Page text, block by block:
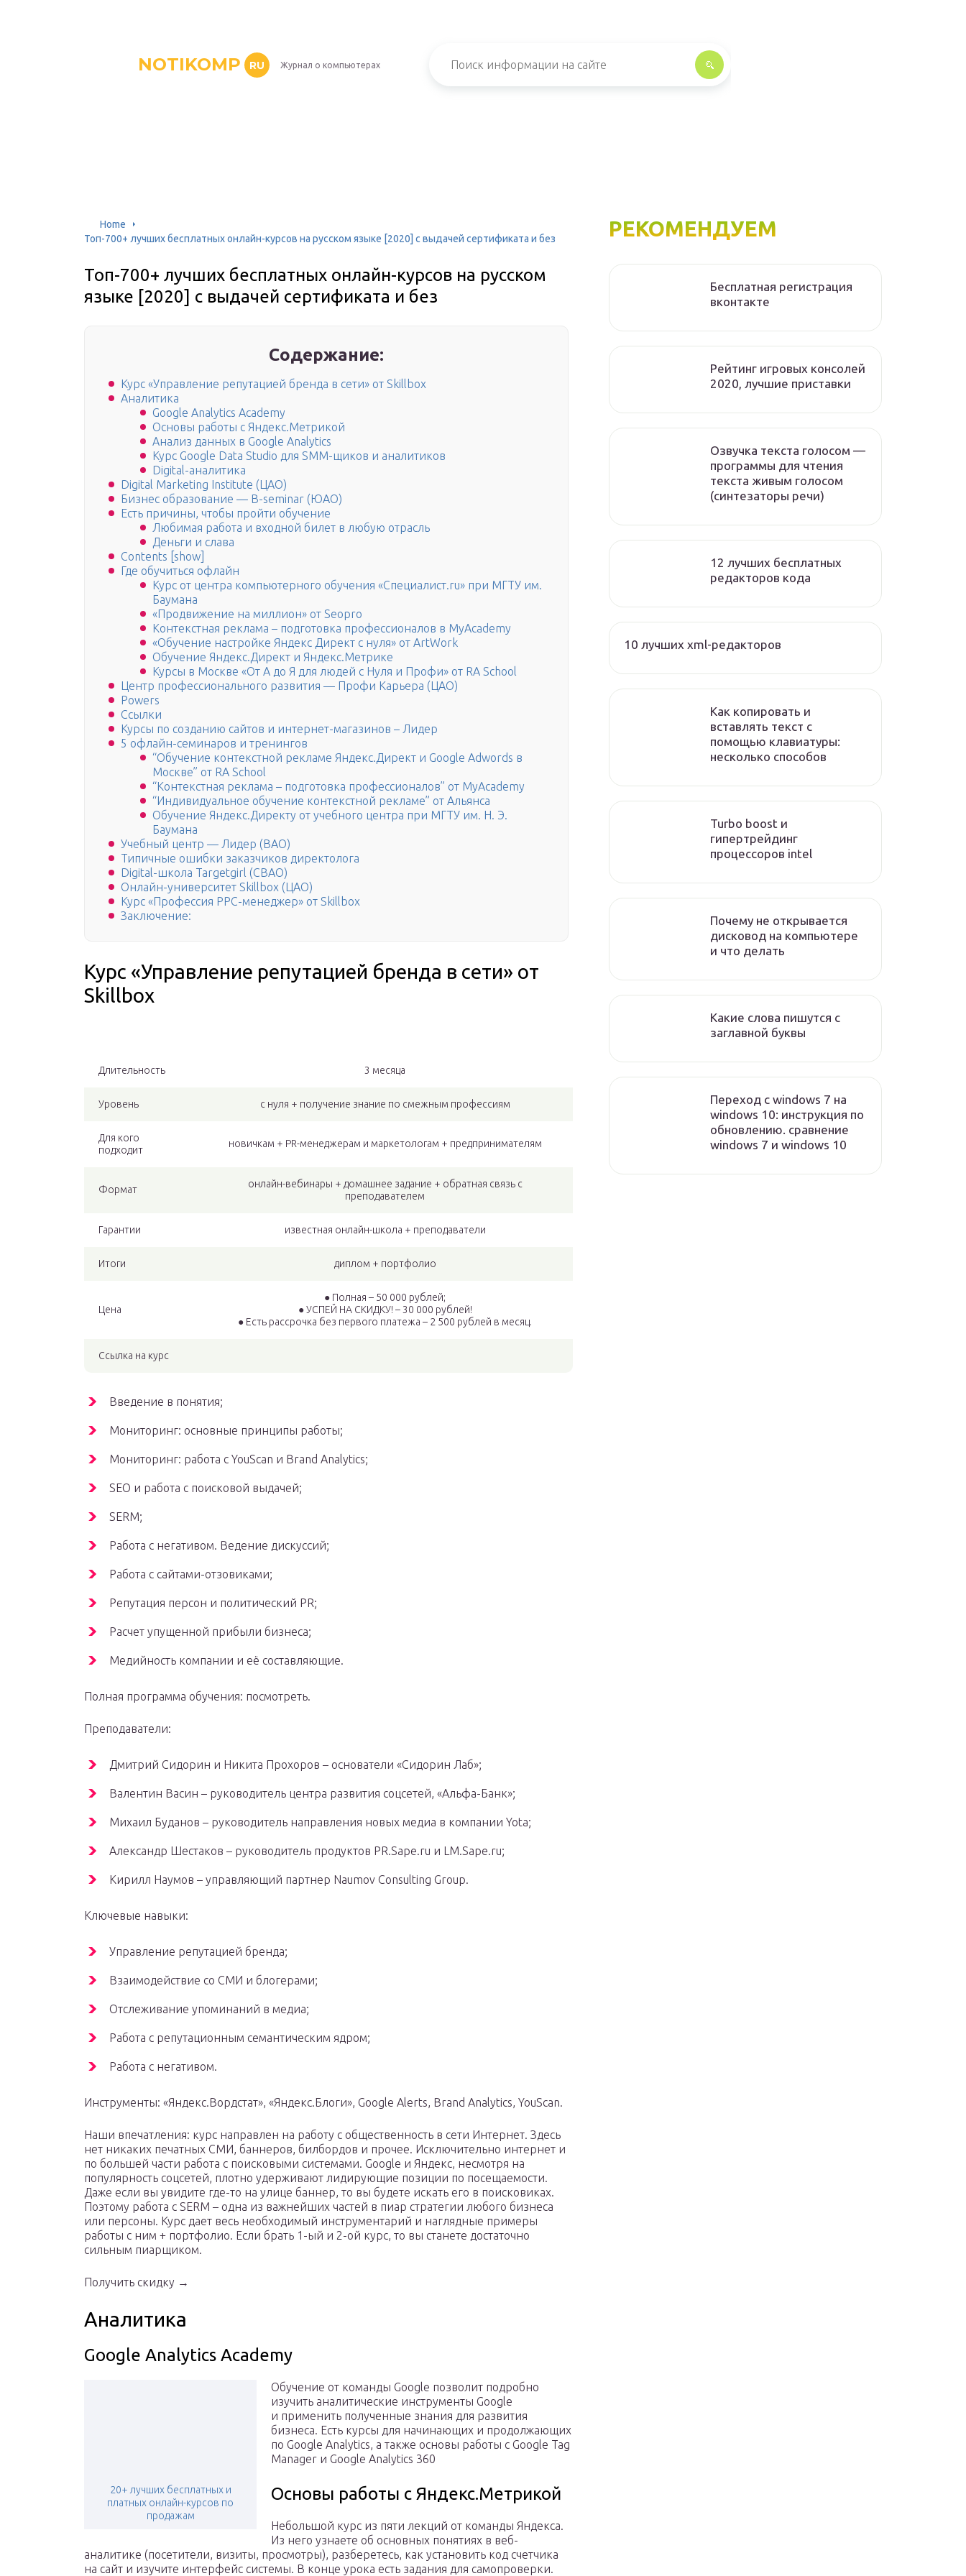
NOTIKOMP RU Журнал о компьютерах
Home
Топ-700+ лучших бесплатных онлайн-курсов на русском языке [2020] с выдачей сертификата и без
Топ-700+ лучших бесплатных онлайн-курсов на русском
языке [2020] с выдачей сертификата и без
Содержание:
Курс «Управление репутацией бренда в сети» от Skillbox
Аналитика
Google Analytics Academy
Основы работы с Яндекс.Метрикой
Анализ данных в Google Analytics
Курс Google Data Studio для SMM-щиков и аналитиков
Digital-аналитика
Digital Marketing Institute (ЦАО)
Бизнес образование — B-seminar (ЮАО)
Есть причины, чтобы пройти обучение
Любимая работа и входной билет в любую отрасль
Деньги и слава
Contents [show]
Где обучиться офлайн
Курс от центра компьютерного обучения «Специалист.ru» при МГТУ им.
Баумана
«Продвижение на миллион» от Seopro
Контекстная реклама – подготовка профессионалов в MyAcademy
«Обучение настройке Яндекс Директ с нуля» от ArtWork
Обучение Яндекс.Директ и Яндекс.Метрике
Курсы в Москве «От А до Я для людей с Нуля и Профи» от RA School
Центр профессионального развития — Профи Карьера (ЦАО)
Powers
Ссылки
Курсы по созданию сайтов и интернет-магазинов – Лидер
5 офлайн-семинаров и тренингов
“Обучение контекстной рекламе Яндекс.Директ и Google Adwords в
Москве” от RA School
“Контекстная реклама – подготовка профессионалов” от MyAcademy
“Индивидуальное обучение контекстной рекламе” от Альянса
Обучение Яндекс.Директу от учебного центра при МГТУ им. Н. Э.
Баумана
Учебный центр — Лидер (ВАО)
Типичные ошибки заказчиков директолога
Digital-школа Targetgirl (СВАО)
Онлайн-университет Skillbox (ЦАО)
Курс «Профессия PPC-менеджер» от Skillbox
Заключение:
Курс «Управление репутацией бренда в сети» от
Skillbox
Длительность 3 месяца
Уровень с нуля + получение знание по смежным профессиям
Для кого
подходит
новичкам + PR-менеджерам и маркетологам + предпринимателям
Формат
онлайн-вебинары + домашнее задание + обратная связь с
преподавателем
Гарантии известная онлайн-школа + преподаватели
Итоги диплом + портфолио
Цена
● Полная – 50 000 рублей;
● УСПЕЙ НА СКИДКУ! – 30 000 рублей!
● Есть рассрочка без первого платежа – 2 500 рублей в месяц.
Ссылка на курс
Введение в понятия;
Мониторинг: основные принципы работы;
Мониторинг: работа с YouScan и Brand Analytics;
SEO и работа с поисковой выдачей;
SERM;
Работа с негативом. Ведение дискуссий;
Работа с сайтами-отзовиками;
Репутация персон и политический PR;
Расчет упущенной прибыли бизнеса;
Медийность компании и её составляющие.
Полная программа обучения: посмотреть.
Преподаватели:
Дмитрий Сидорин и Никита Прохоров – основатели «Сидорин Лаб»;
Валентин Васин – руководитель центра развития соцсетей, «Альфа-Банк»;
Михаил Буданов – руководитель направления новых медиа в компании Yota;
Александр Шестаков – руководитель продуктов PR.Sape.ru и LM.Sape.ru;
Кирилл Наумов – управляющий партнер Naumov Consulting Group.
Ключевые навыки:
Управление репутацией бренда;
Взаимодействие со СМИ и блогерами;
Отслеживание упоминаний в медиа;
Работа с репутационным семантическим ядром;
Работа с негативом.
Инструменты: «Яндекс.Вордстат», «Яндекс.Блоги», Google Alerts, Brand Analytics, YouScan.
Наши впечатления: курс направлен на работу с общественность в сети Интернет. Здесь
нет никаких печатных СМИ, баннеров, билбордов и прочее. Исключительно интернет и
по большей части работа с поисковыми системами. Google и Яндекс, несмотря на
популярность соцсетей, плотно удерживают лидирующие позиции по посещаемости.
Даже если вы увидите где-то на улице баннер, то вы будете искать его в поисковиках.
Поэтому работа с SERM – одна из важнейших частей в пиар стратегии любого бизнеса
или персоны. Курс дает весь необходимый инструментарий и наглядные примеры
работы с ним + портфолио. Если брать 1-ый и 2-ой курс, то вы станете достаточно
сильным пиарщиком.
Получить скидку →
Аналитика
Google Analytics Academy
20+ лучших бесплатных и
платных онлайн-курсов по
продажам
Обучение от команды Google позволит подробно
изучить аналитические инструменты Google
и применить полученные знания для развития
бизнеса. Есть курсы для начинающих и продолжающих
по Google Analytics, а также основы работы с Google Tag
Manager и Google Analytics 360
Основы работы с Яндекс.Метрикой
Небольшой курс из пяти лекций от команды Яндекса.
Из него узнаете об основных понятиях в веб-
аналитике (посетители, визиты, просмотры), разберетесь, как установить код счетчика
на сайт и изучите интерфейс системы. В конце урока есть задания для самопроверки.
РЕКОМЕНДУЕМ
Бесплатная регистрация
вконтакте
Рейтинг игровых консолей
2020, лучшие приставки
Озвучка текста голосом —
программы для чтения
текста живым голосом
(синтезаторы речи)
12 лучших бесплатных
редакторов кода
10 лучших xml-редакторов
Как копировать и
вставлять текст с
помощью клавиатуры:
несколько способов
Turbo boost и
гипертрейдинг
процессоров intel
Почему не открывается
дисковод на компьютере
и что делать
Какие слова пишутся с
заглавной буквы
Переход с windows 7 на
windows 10: инструкция по
обновлению. сравнение
windows 7 и windows 10